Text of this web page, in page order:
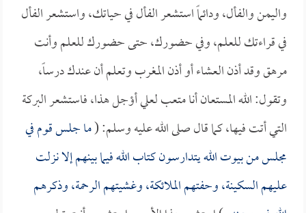
واليمن والفأل، ودائماً استشعر الفأل في حياتك، واستشعر الفأل
في قراءتك للعلم، وفي حضورك، حتى حضورك للعلم وأنت
مرهق وقد أذن العشاء أو أذن المغرب وتعلم أن عندك درساً،
وتقول: الله المستعان أنا متعب لعلي أؤجل هذا، فاستشعر البركة
التي أتت فيها، كما قال صلى الله عليه وسلم: (ما جلس قوم في
مجلس من بيوت الله يتدارسون كتاب الله فيما بينهم إلا نزلت
عليهم السكينة، وحفتهم الملائكة، وغشيتهم الرحمة، وذكرهم